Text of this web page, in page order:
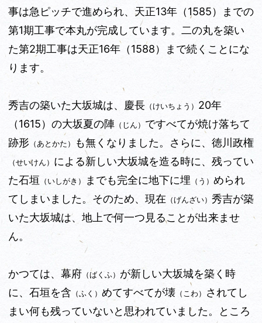
事は急ピッチで進められ、天正13年 （1585）
までの
第1期工事で本丸が完成しています。二の丸を築い
た第2期工事は天正16年 （1588）
まで続くことにな
ります。
秀吉の築いた大坂城は、慶長 （けいちょう） 20年
（1615）の大坂夏の陣 （じん） ですべてが焼け落ちて
跡形 （あとかた） も無くなりました。さらに、徳川政権
（せいけん） による新しい大坂城を造る時に、残ってい
た石垣 （いしがき） までも完全に地下に埋 （う） められ
てしまいました。そのため、現在 （げんざい） 秀吉が築
いた大坂城は、地上で何一つ見ることが出来ませ
ん。
かつては、幕府 （ばくふ） が新しい大坂城を築く時
に、石垣を含 （ふく） めてすべてが壊 （こわ）
されてし
まい何も残っていないと思われていました。ところ